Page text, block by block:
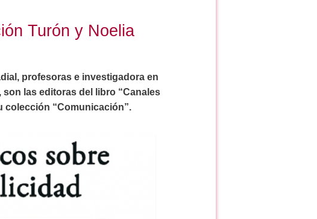
Turón y Noelia
profesoras e investigadora en
las editoras del libro “Canales
colección “Comunicación”.